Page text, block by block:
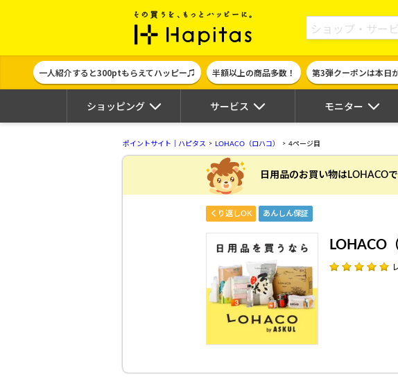
ポイント貯めて現金やギフト券に交換
一人紹介すると300ptもらえてハッピー♫ 半額以上の商品多数！ 第3弾クーポンは本日
ショッピング サービス モニター
ポイントサイト｜ハピタス LOHACO（ロハコ） 4ページ目
日用品のお買い物はLOHACO
くり返しOK あんしん保証
LOHACO